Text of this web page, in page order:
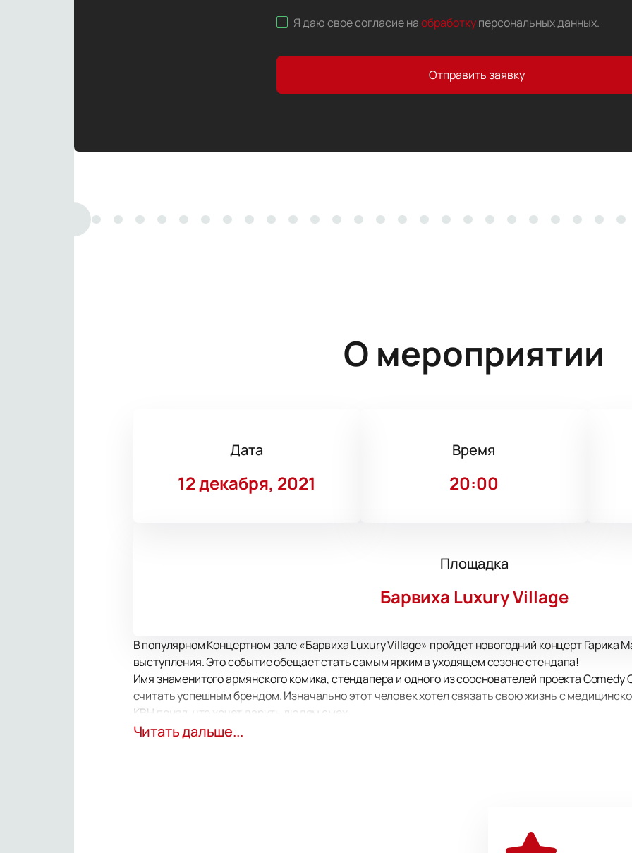
Я даю свое согласие наобработку персональных данных.
Отправить заявку
О мероприятии
Дата
12 декабря, 2021
Время
20:00
Площадка
Барвиха Luxury Village
В популярном Концертном зале «Барвиха Luxury Village» пройдет новогодний концерт Гарика
выступления. Это событие обещает стать самым ярким в уходящем сезоне стендапа!
Имя знаменитого армянского комика, стендапера и одного из сооснователей проекта
считать успешным брендом. Изначально этот человек хотел связать свою жизнь с
КВН понял, что хочет дарить людям смех.
Гарик – многогранная личность. Кроме его непосредственной занятости в Comedy, он успел
Читать дальше...